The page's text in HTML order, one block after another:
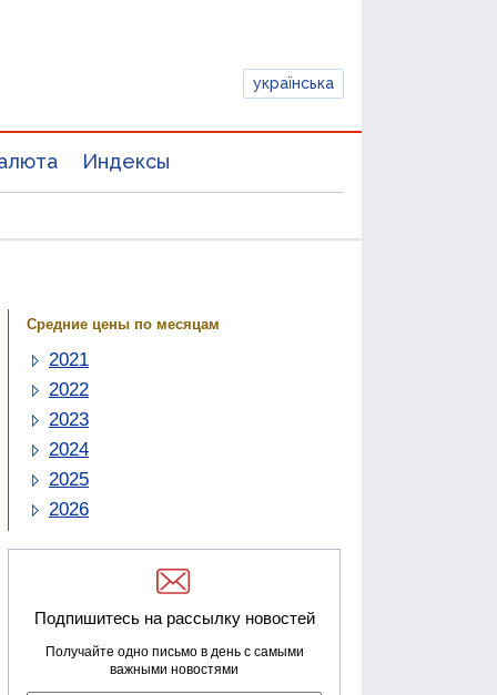
українська
Индексы
Средние цены по месяцам
2021
2022
2023
2024
2025
2026
Подпишитесь на рассылку новостей
Получайте одно письмо в день с самыми
важными новостями